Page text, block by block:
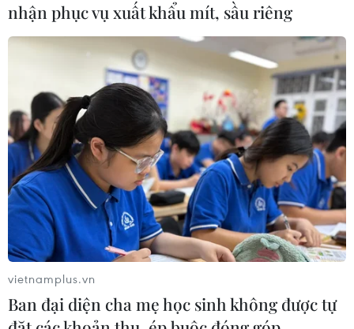
Hàng triệu trẻ em trên thế giới vẫn bị vi
phạm những quyền cơ bản
20/11/2023 07:53
Liên hợp quốc ước tính trung bình mỗi 10 phút có 1 đứa
trẻ ở Gaza tử vong, nếu không bởi bom đạn thì là vì
không được chăm sóc y tế cần thiết, bởi có những bệnh
viện ở Gaza đã biến thành "vùng chết."
nhận phục vụ xuất khẩu mít, sầu riêng
vietnamplus.vn
Ban đại diện cha mẹ học sinh không được tự